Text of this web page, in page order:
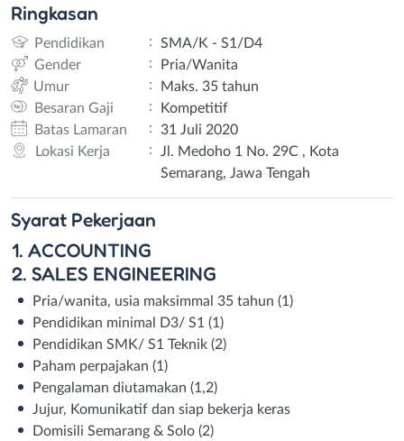
Ringkasan
Pendidikan :
SMA/K - S1/D4
Gender
:
Pria/Wanita
Umur
:
Maks. 35 tahun
Besaran Gaji
:
Kompetitif
Batas Lamaran
:
31 Juli 2020
Lokasi Kerja
:
Jl. Medoho 1 No. 29C , Kota
Semarang, Jawa Tengah
Syarat Pekerjaan
1. ACCOUNTING
2. SALES ENGINEERING
Pria/wanita, usia maksimmal 35 tahun (1)
Pendidikan minimal D3/ S1 (1)
Pendidikan SMK/ S1 Teknik (2)
Paham perpajakan (1)
Pengalaman diutamakan (1,2)
Jujur, Komunikatif dan siap bekerja keras
Domisili Semarang & Solo (2)